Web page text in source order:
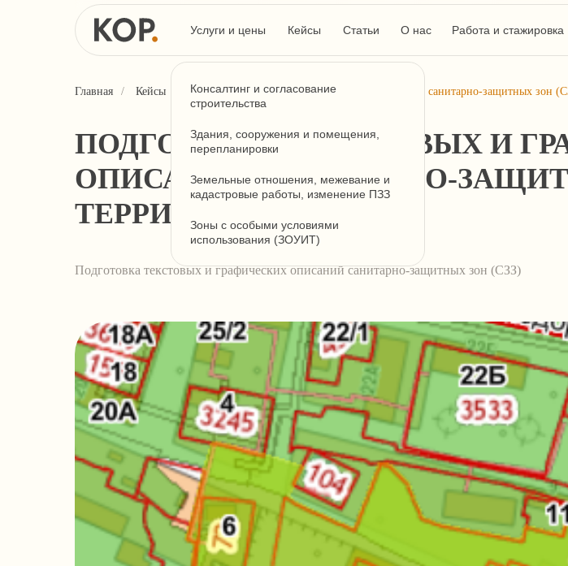
Работа и стажировка
Статьи
Кейсы
Услуги и цены О нас
Здания, сооружения и помещения,
перепланировки
Земельные отношения, межевание и
кадастровые работы, изменение ПЗЗ
Зоны с особыми условиями
использования (ЗОУИТ)
Консалтинг и согласование
строительства
Главная / Кейсы Подготовка текстовых и графических описаний санитарно-защитных зон
ПОДГОТОВКА ТЕКСТОВЫХ И
ОПИСАНИЙ САНИТАРНО-
ТЕРРИТОРИИ РФ
Подготовка текстовых и графических описаний санитарно-защитных зон (СЗЗ)